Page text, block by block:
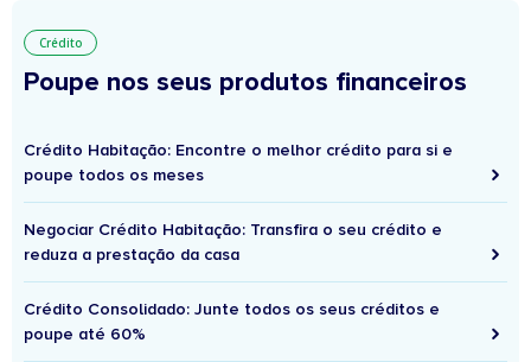
Crédito
Poupe nos seus produtos financeiros
Crédito Habitação: Encontre o melhor crédito para si e
poupe todos os meses
Negociar Crédito Habitação: Transfira o seu crédito e
reduza a prestação da casa
Crédito Consolidado: Junte todos os seus créditos e
poupe até 60%